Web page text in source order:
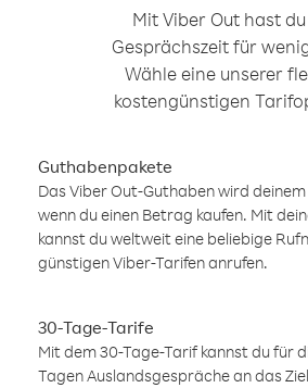
Mit Viber Out hast
Gesprächszeit für
Wähle eine unserer
kostengünstigen
Guthabenpakete
Das Viber Out-Guthaben wird
wenn du einen Betrag kaufen. Mit
kannst du weltweit eine beliebige
günstigen Viber-Tarifen anrufen.
30-Tage-Tarife
Mit dem 30-Tage-Tarif kannst du für
Tagen Auslandsgespräche an das